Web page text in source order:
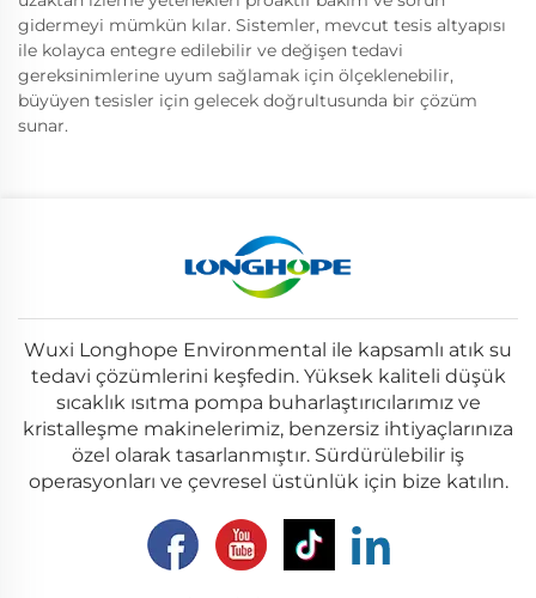
gidermeyi mümkün kılar. Sistemler, mevcut tesis altyapısı
ile kolayca entegre edilebilir ve değişen tedavi
gereksinimlerine uyum sağlamak için ölçeklenebilir,
büyüyen tesisler için gelecek doğrultusunda bir çözüm
sunar.
Wuxi Longhope Environmental ile kapsamlı atık su
tedavi çözümlerini keşfedin. Yüksek kaliteli düşük
sıcaklık ısıtma pompa buharlaştırıcılarımız ve
kristalleşme makinelerimiz, benzersiz ihtiyaçlarınıza
özel olarak tasarlanmıştır. Sürdürülebilir iş
operasyonları ve çevresel üstünlük için bize katılın.